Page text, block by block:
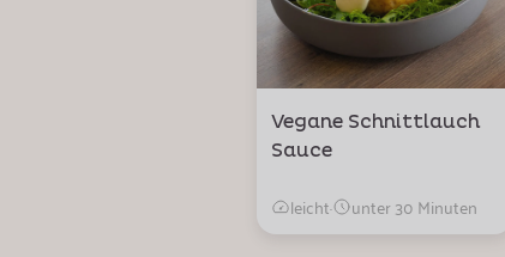
Vegane Schnittlauch
Sauce
leicht· unter 30 Minuten